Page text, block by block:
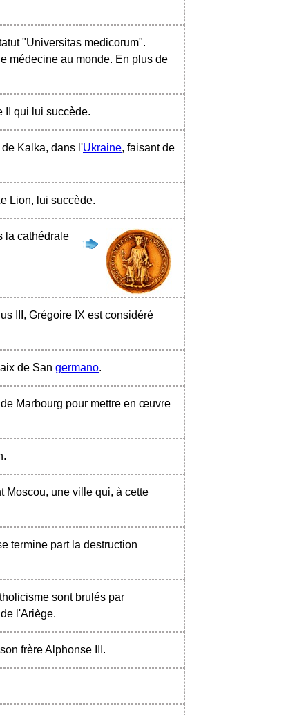
"Universitas medicorum".
médecine au monde. En plus de
II qui lui succède.
Kalka, dans l'Ukraine, faisant de
Lion, lui succède.
la cathédrale
III, Grégoire IX est considéré
de San germano.
Marbourg pour mettre en œuvre
Moscou, une ville qui, à cette
termine part la destruction
sont brulés par
l'Ariège.
frère Alphonse III.